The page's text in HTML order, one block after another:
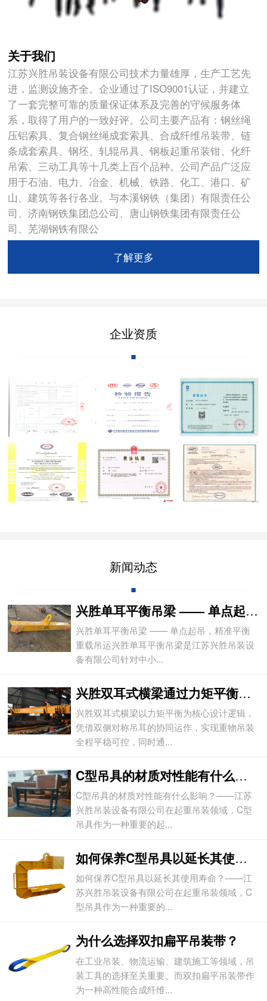
关于我们
江苏兴胜吊装设备有限公司技术力量雄厚，生产工艺先
进，监测设施齐全。企业通过了ISO9001认证，并建立
了一套完整可靠的质量保证体系及完善的守候服务体
系，取得了用户的一致好评。公司主要产品有：钢丝绳
压铝索具、复合钢丝绳成套索具、合成纤维吊装带、链
条成套索具、钢坯、轧辊吊具、钢板起重吊装钳、化纤
吊索、三动工具等十几类上百个品种。公司产品广泛应
用于石油、电力、冶金、机械、铁路、化工、港口、矿
山、建筑等各行各业。与本溪钢铁（集团）有限责任公
司、济南钢铁集团总公司、唐山钢铁集团有限责任公
司、芜湖钢铁有限公
了解更多
企业资质
新闻动态
兴胜单耳平衡吊梁 —— 单点起吊，精准平
兴胜单耳平衡吊梁 —— 单点起吊，精准平衡
重载吊运兴胜单耳平衡吊梁是江苏兴胜吊装设
备有限公司针对中小...
兴胜双耳式横梁通过力矩平衡实现重物平稳吊
兴胜双耳式横梁以力矩平衡为核心设计逻辑，
凭借双侧对称吊耳的协同运作，实现重物吊装
全程平稳可控，同时通...
C型吊具的材质对性能有什么影响？
C型吊具的材质对性能有什么影响？——江苏
兴胜吊装设备有限公司在起重吊装领域，C型
吊具作为一种重要的起...
如何保养C型吊具以延长其使用寿命？
如何保养C型吊具以延长其使用寿命？——江
苏兴胜吊装设备有限公司在起重吊装领域，C
型吊具作为一种重要的...
为什么选择双扣扁平吊装带？
在工业吊装、物流运输、建筑施工等领域，吊
装工具的选择至关重要。而双扣扁平吊装带作
为一种高性能合成纤维...